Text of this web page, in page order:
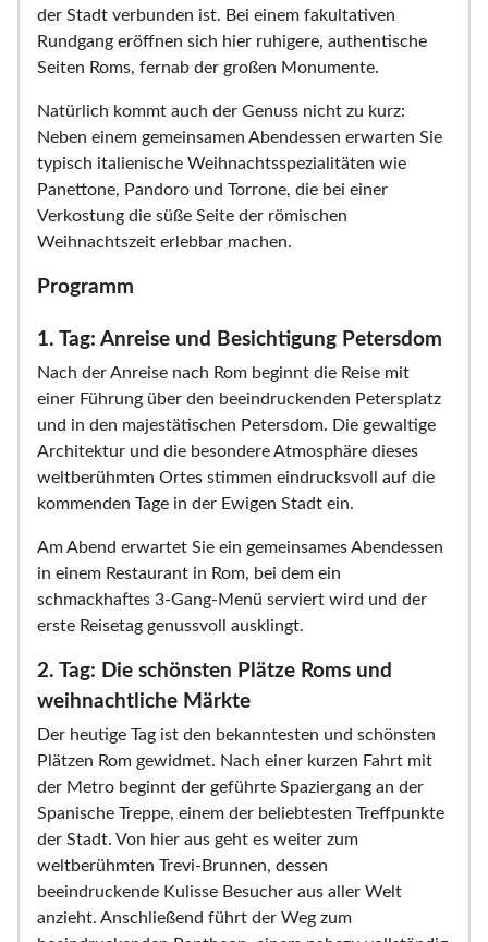
der Stadt verbunden ist. Bei einem fakultativen
Rundgang eröffnen sich hier ruhigere, authentische
Seiten Roms, fernab der großen Monumente.
Natürlich kommt auch der Genuss nicht zu kurz:
Neben einem gemeinsamen Abendessen erwarten Sie
typisch italienische Weihnachtsspezialitäten wie
Panettone, Pandoro und Torrone, die bei einer
Verkostung die süße Seite der römischen
Weihnachtszeit erlebbar machen.
Programm
1. Tag: Anreise und Besichtigung Petersdom
Nach der Anreise nach Rom beginnt die Reise mit
einer Führung über den beeindruckenden Petersplatz
und in den majestätischen Petersdom. Die gewaltige
Architektur und die besondere Atmosphäre dieses
weltberühmten Ortes stimmen eindrucksvoll auf die
kommenden Tage in der Ewigen Stadt ein.
Am Abend erwartet Sie ein gemeinsames Abendessen
in einem Restaurant in Rom, bei dem ein
schmackhaftes 3-Gang-Menü serviert wird und der
erste Reisetag genussvoll ausklingt.
2. Tag: Die schönsten Plätze Roms und
weihnachtliche Märkte
Der heutige Tag ist den bekanntesten und schönsten
Plätzen Rom gewidmet. Nach einer kurzen Fahrt mit
der Metro beginnt der geführte Spaziergang an der
Spanische Treppe, einem der beliebtesten Treffpunkte
der Stadt. Von hier aus geht es weiter zum
weltberühmten Trevi-Brunnen, dessen
beeindruckende Kulisse Besucher aus aller Welt
anzieht. Anschließend führt der Weg zum